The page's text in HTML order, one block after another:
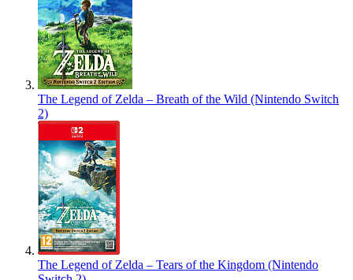
The Legend of Zelda – Breath of the Wild (Nintendo Switch
2)
The Legend of Zelda – Tears of the Kingdom (Nintendo